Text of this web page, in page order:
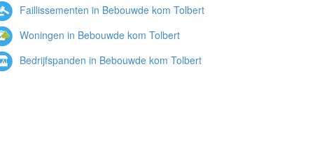
Faillissementen in Bebouwde kom Tolbert
Woningen in Bebouwde kom Tolbert
Bedrijfspanden in Bebouwde kom Tolbert